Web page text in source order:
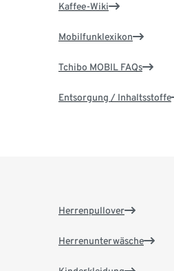
Kaffee-Wiki
Mobilfunklexikon
Tchibo MOBIL FAQs
Entsorgung / Inhaltsstoffe
Herrenpullover
Herrenunterwäsche